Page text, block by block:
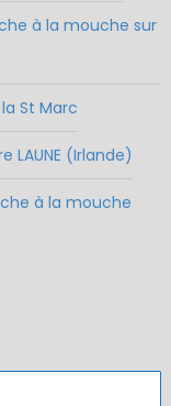
à la mouche sur
St Marc
LAUNE (Irlande)
à la mouche